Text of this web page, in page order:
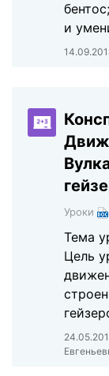
и
Уроки
Тема
Цель